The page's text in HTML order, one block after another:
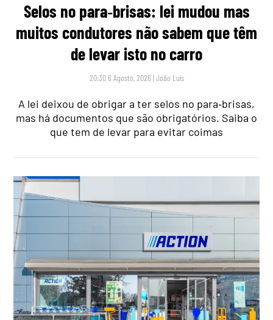
Selos no para‑brisas: lei mudou mas
muitos condutores não sabem que têm
de levar isto no carro
20:30 6 Agosto, 2026 |João Luís
A lei deixou de obrigar a ter selos no para‑brisas,
mas há documentos que são obrigatórios. Saiba o
que tem de levar para evitar coimas